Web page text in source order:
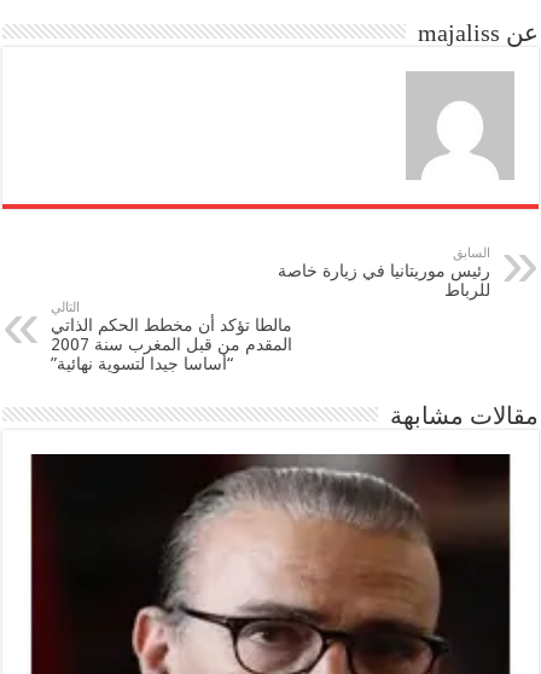
n
عن majaliss
السابق
رئيس موريتانيا في زيارة خاصة
للرباط
التالي
مالطا تؤكد أن مخطط الحكم الذاتي
المقدم من قبل المغرب سنة 2007
“أساسا جيدا لتسوية نهائية”
مقالات مشابهة